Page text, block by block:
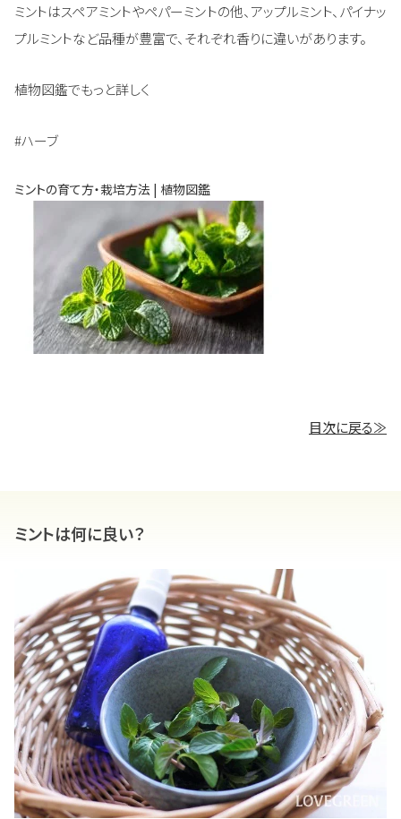
ミントはスペアミントやペパーミントの他、アップルミント、パイナッ
プルミントなど品種が豊富で、それぞれ香りに違いがあります。
植物図鑑でもっと詳しく
#ハーブ
ミントの育て方・栽培方法 | 植物図鑑
目次に戻る≫
ミントは何に良い？